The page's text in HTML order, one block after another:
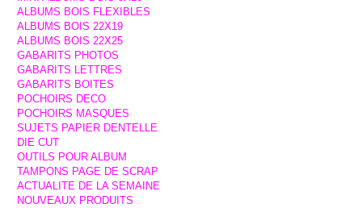
ALBUMS BOIS FLEXIBLES
ALBUMS BOIS 22X19
ALBUMS BOIS 22X25
GABARITS PHOTOS
GABARITS LETTRES
GABARITS BOITES
POCHOIRS DECO
POCHOIRS MASQUES
SUJETS PAPIER DENTELLE
DIE CUT
OUTILS POUR ALBUM
TAMPONS PAGE DE SCRAP
ACTUALITE DE LA SEMAINE
NOUVEAUX PRODUITS